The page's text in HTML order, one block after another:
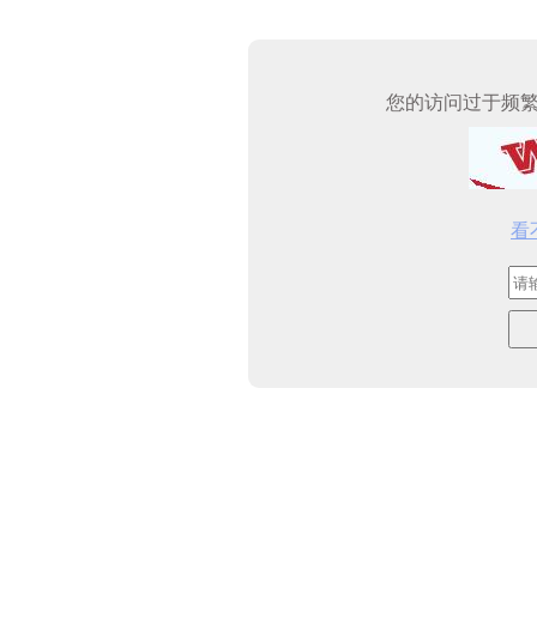
您的访问过于频
看